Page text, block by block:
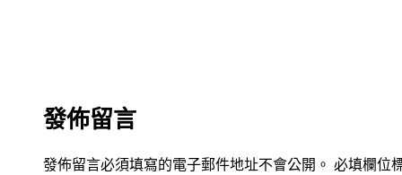
發佈留言
發佈留言必須填寫的電子郵件地址不會公開。 必填欄位